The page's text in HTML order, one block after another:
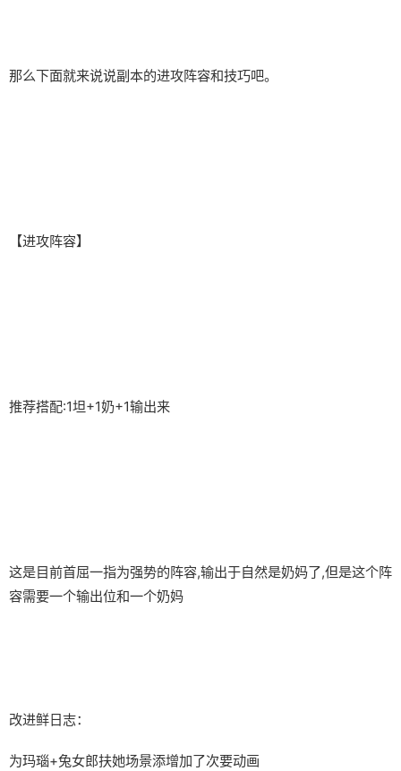
那么下面就来说说副本的进攻阵容和技巧吧。
【进攻阵容】
推荐搭配:1坦+1奶+1输出来
这是目前首屈一指为强势的阵容,输出于自然是奶妈了,但是这个阵
容需要一个输出位和一个奶妈
改进鲜日志：
为玛瑙+兔女郎扶她场景添增加了次要动画